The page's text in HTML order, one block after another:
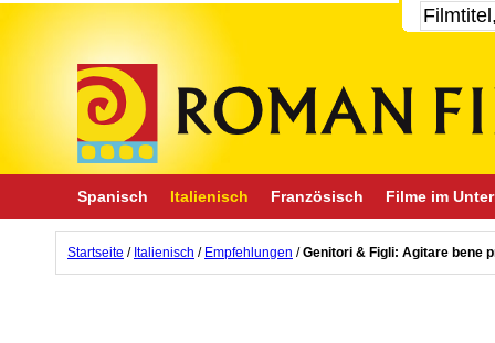
Spanisch Italienisch Französisch Filme im
Startseite / Italienisch / Empfehlungen /Genitori & Figli: Agitare bene